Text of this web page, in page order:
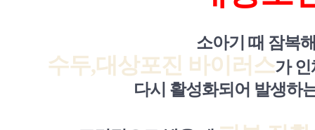
소아기 때 잠복
수두,대상포진 바이러스가
다시 활성화되어 발생하